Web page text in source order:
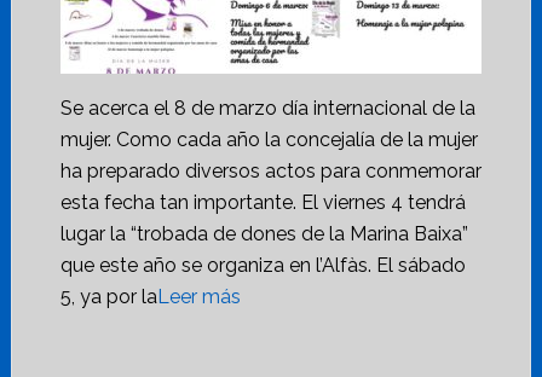
Se acerca el 8 de marzo día internacional de la
mujer. Como cada año la concejalía de la mujer
ha preparado diversos actos para conmemorar
esta fecha tan importante. El viernes 4 tendrá
lugar la “trobada de dones de la Marina Baixa”
que este año se organiza en l’Alfàs. El sábado
5, ya por laLeer más